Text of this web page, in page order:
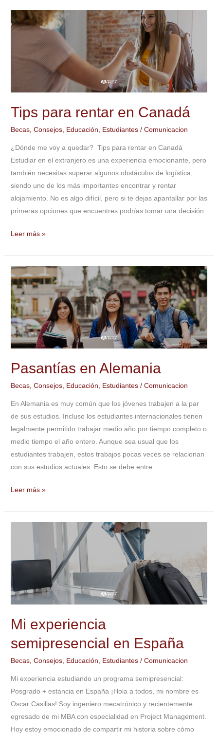
Tips para rentar en Canadá
Becas, Consejos, Educación Estudiantes/ Comunicacion
¿Dónde me voy a quedar? Tips para rentar en Canadá
Estudiar en el extranjero es una experiencia emocionante, pero
también necesitas superar algunos obstáculos de logística,
siendo uno de los más importantes encontrar y rentar
alojamiento. No es algo difícil, pero si te dejas apantallar por las
primeras opciones que encuentres podrías tomar una decisión
Tips
para
Leer más »
Pasantías en Alemania
Becas, Consejos, Educación Estudiantes/ Comunicacion
En Alemania es muy común que los jóvenes trabajen a la par
de sus estudios. Incluso los estudiantes internacionales tienen
legalmente permitido trabajar medio año por tiempo completo o
medio tiempo el año entero. Aunque sea usual que los
estudiantes trabajen, estos trabajos pocas veces se relacionan
con sus estudios actuales. Esto se debe entre
Pasantías
en
Alemania
Leer más »
Mi experiencia
semipresencial en España
Becas, Consejos, Educación Estudiantes/ Comunicacion
Mi experiencia estudiando un programa semipresencial:
Posgrado + estancia en España ¡Hola a todos, mi nombre es
Oscar Casillas! Soy ingeniero mecatrónico y recientemente
egresado de mi MBA con especialidad en Project Management.
Hoy estoy emocionado de compartir mi historia sobre cómo
en
España